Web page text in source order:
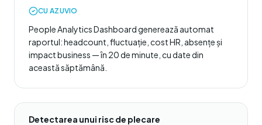
CU AZUVIO
People Analytics Dashboard generează automat
raportul: headcount, fluctuație, cost HR, absențe și
impact business — în 20 de minute, cu date din
această săptămână.
Detectarea unui risc de plecare